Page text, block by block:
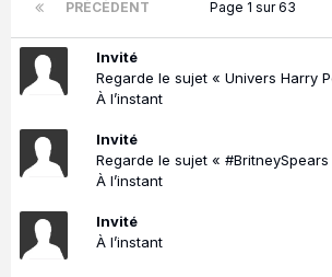
PRÉCÉDENT Page 1 sur 63
Invité
À l’instant
Invité
À l’instant
Invité
À l’instant